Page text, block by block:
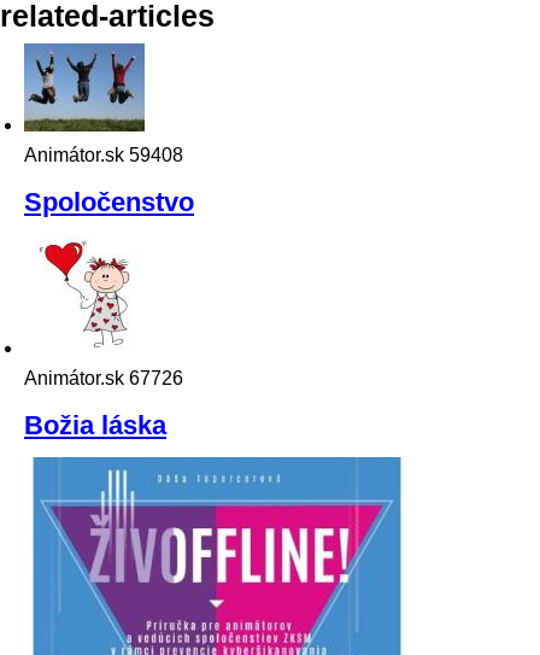
related-articles
Animátor.sk 59408
Spoločenstvo
Animátor.sk 67726
Božia láska